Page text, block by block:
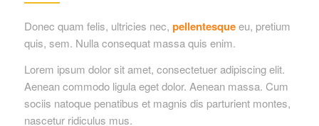
Donec quam felis, ultricies nec, pellentesqueeu, pretium
quis, sem. Nulla consequat massa quis enim.
Lorem ipsum dolor sit amet, consectetuer adipiscing elit.
Aenean commodo ligula eget dolor. Aenean massa. Cum
sociis natoque penatibus et magnis dis parturient montes,
nascetur ridiculus mus.